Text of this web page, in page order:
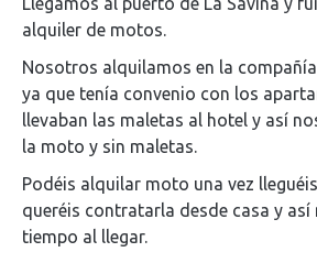
alquiler de motos.
Nosotros alquilamos en la
ya que tenía convenio con los
llevaban las maletas al hotel y así
la moto y sin maletas.
Podéis alquilar moto una vez
queréis contratarla desde casa y así
tiempo al llegar.